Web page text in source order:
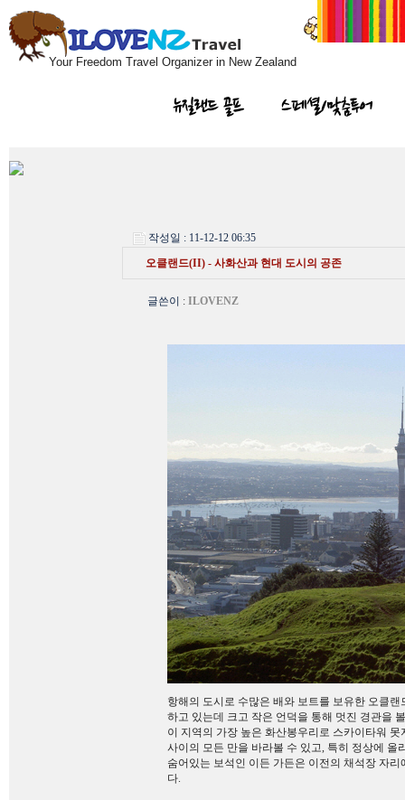
Your Freedom Travel Organizer in New Zealand
뉴질랜드 골프 스페셜/맞춤투어
작성일 : 11-12-12 06:35
오클랜드(II) - 사화산과 현대 도시의 공존
글쓴이 : ILOVENZ
항해의 도시로 수많은 배와 보트를 보유한 오클
하고 있는데 크고 작은 언덕을 통해 멋진 경관을
이 지역의 가장 높은 화산봉우리로 스카이타워
사이의 모든 만을 바라볼 수 있고, 특히 정상에 올
숨어있는 보석인 이든 가든은 이전의 채석장 자
다.